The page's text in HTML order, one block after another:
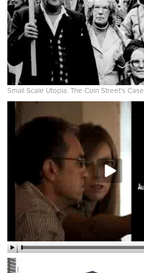
Small Scale Utopia. The Coin Street's Case